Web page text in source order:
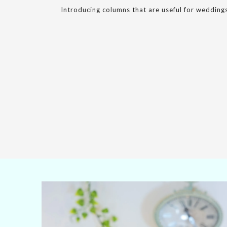
Introducing columns that are useful for